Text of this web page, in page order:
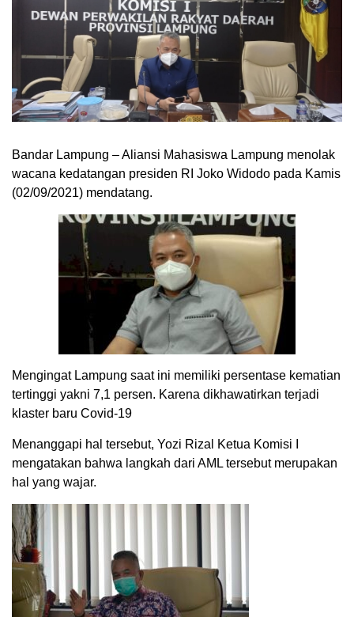
Bandar Lampung – Aliansi Mahasiswa Lampung menolak
wacana kedatangan presiden RI Joko Widodo pada Kamis
(02/09/2021) mendatang.
Mengingat Lampung saat ini memiliki persentase kematian
tertinggi yakni 7,1 persen. Karena dikhawatirkan terjadi
klaster baru Covid-19
Menanggapi hal tersebut, Yozi Rizal Ketua Komisi I
mengatakan bahwa langkah dari AML tersebut merupakan
hal yang wajar.